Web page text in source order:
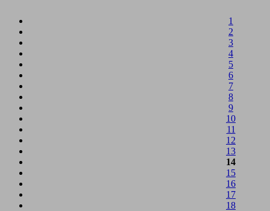
1
2
3
4
5
6
7
8
9
10
11
12
13
14
15
16
17
18